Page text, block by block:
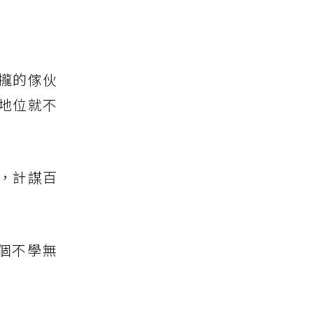
的傢伙
位就不
計謀百
不學無